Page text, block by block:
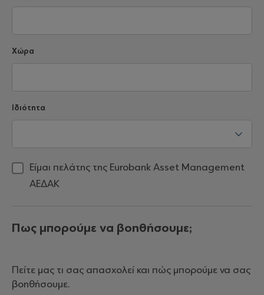
Χώρα
Ιδιότητα
Είμαι πελάτης της Eurobank Αsset Management
AEΔΑΚ
Πως μπορούμε να βοηθήσουμε;
Πείτε μας τι σας απασχολεί και πώς μπορούμε να σας
βοηθήσουμε.